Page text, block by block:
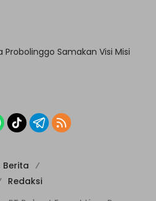
Samakan Visi Misi
Berita
Redaksi